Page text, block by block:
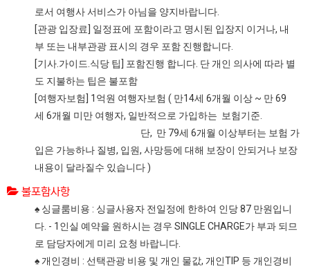
로서 여행사 서비스가 아님을 양지바랍니다.
[관광 입장료] 일정표에 포함이라고 명시된 입장지 이거나, 내
부 또는 내부관광 표시의 경우 포함 진행합니다.
[기사.가이드.식당 팁] 포함진행 합니다. 단 개인 의사에 따라 별
도 지불하는 팁은 불포함
[여행자보험] 1억원 여행자보험 ( 만14세 6개월 이상 ~ 만 69
세 6개월 미만 여행자, 일반적으로 가입하는 보험기준.
단, 만 79세 6개월 이상부터는 보험 가
입은 가능하나 질병, 입원, 사망등에 대해 보장이 안되거나 보장
내용이 달라질수 있습니다 )
불포함사항
♠ 싱글룸비용 : 싱글사용자 전일정에 한하여 인당 87 만원입니
다. - 1인실 예약을 원하시는 경우 SINGLE CHARGE가 부과 되므
로 담당자에게 미리 요청 바랍니다.
♠ 개인경비 : 선택관광 비용 및 개인 물값, 개인TIP 등 개인경비